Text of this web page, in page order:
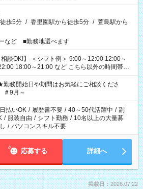
歩5分 / 香里園駅から徒歩5分 / 萱島駅から
など ■勤務地選べます
＞ 9:00～12:00 12:00～
～21:00 など こちら以外の時間帯も
ださい！
務開始日や期間はお気軽にご相談くださ
9月～
日払いOK / 履歴書不要 / 40～50代活躍中 / 副
/ 服装自由 / シフト勤務 / 10名以上の大量募
/ パソコンスキル不要
応募する 詳細へ
掲載日：2026.07.22